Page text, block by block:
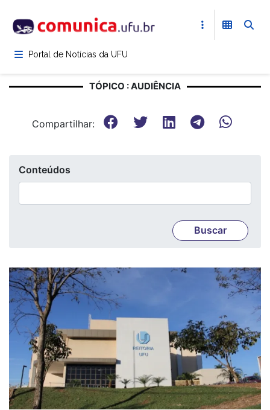
para
conteúdoPortal de Notícias da UFU
TÓPICO : AUDIÊNCIA
Compartilhar:
Conteúdos